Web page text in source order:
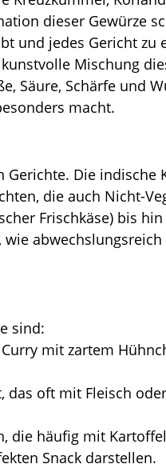
dieser Gewürze
und jedes Gericht zu
Mischung
Säure, Schärfe und
macht.
Die indische
die auch Nicht-
Frischkäse) bis
wie
sind:
mit zartem
das oft mit Fleisch
die häufig mit
Snack darstellen.